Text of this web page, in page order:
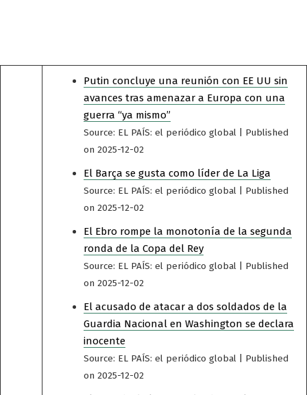
Putin concluye una reunión con EE UU sin
avances tras amenazar a Europa con una
guerra “ya mismo”
Source: EL PAÍS: el periódico global
Published
on 2025-12-02
El Barça se gusta como líder de La Liga
Source: EL PAÍS: el periódico global
Published
on 2025-12-02
El Ebro rompe la monotonía de la segunda
ronda de la Copa del Rey
Source: EL PAÍS: el periódico global
Published
on 2025-12-02
El acusado de atacar a dos soldados de la
Guardia Nacional en Washington se declara
inocente
Source: EL PAÍS: el periódico global
Published
on 2025-12-02